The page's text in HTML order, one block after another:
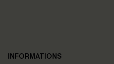
INFORMATIONS